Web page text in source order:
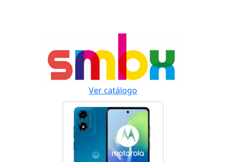
Ver catálogo